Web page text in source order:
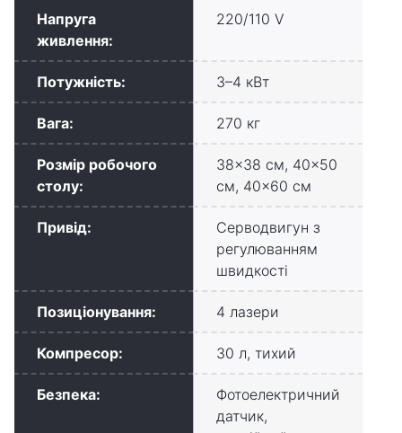
Напруга
живлення:
220/110 V
Потужність: 3–4 кВт
Вага: 270 кг
Розмір робочого
столу:
38×38 см, 40×50
см, 40×60 см
Привід:
Серводвигун з
регулюванням
швидкості
Позиціонування: 4 лазери
Компресор: 30 л, тихий
Безпека:
Фотоелектричний
датчик,